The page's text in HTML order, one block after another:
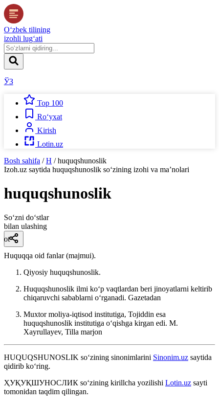
O‘zbek tilining
izohli lug‘ati
ЎЗ
Top 100
Ro‘yxat
Kirish
Lotin.uz
Bosh sahifa / H / huquqshunoslik
Izoh.uz saytida huquqshunoslik so‘zining izohi va ma’nolari
huquqshunoslik
So‘zni do‘stlar
bilan ulashing
ot
Huquqqa oid fanlar (majmui).
Qiyosiy huquqshunoslik.
Huquqshunoslik ilmi koʻp vaqtlardan beri jinoyatlarni keltirib
chiqaruvchi sabablarni oʻrganadi. Gazetadan
Muxtor moliya-iqtisod institutiga, Tojiddin esa
huquqshunoslik institutiga oʻqishga kirgan edi. M.
Xayrullayev, Tilla marjon
HUQUQSHUNOSLIK so‘zining sinonimlarini Sinonim.uz saytida
qidirib ko‘ring.
ҲУҚУҚШУНОСЛИК so‘zining kirillcha yozilishi Lotin.uz sayti
tomonidan taqdim qilingan.